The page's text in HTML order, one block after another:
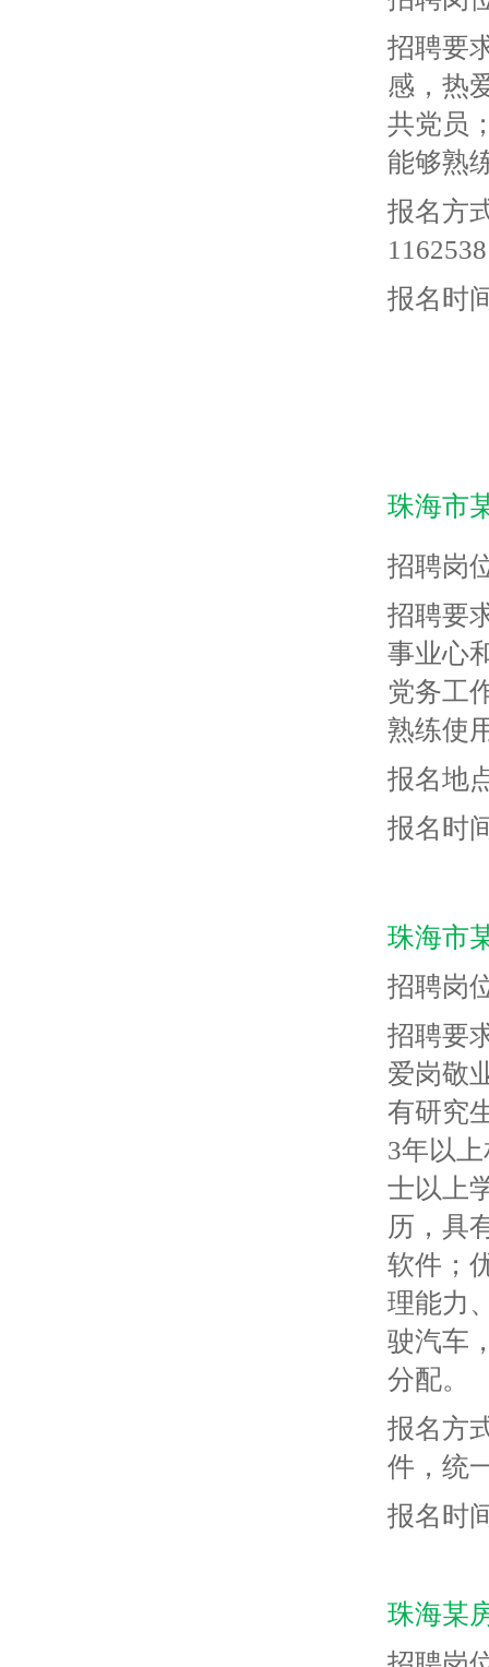
招聘要
感，热
共党员
能够熟
报名方
报名时
珠海市
招聘岗
招聘要
事业心
党务工
熟练使
报名地
报名时
珠海市
招聘岗
招聘要
爱岗敬
有研究
3年以
士以上
历，具
软件；
理能力
驶汽车
分配。
报名方
件，统
报名时
珠海某